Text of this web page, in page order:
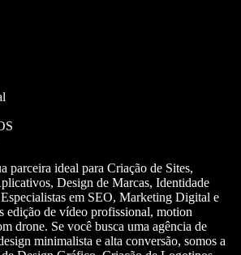
parceira ideal para Criação de Sites,
Design de Marcas, Identidade
em SEO, Marketing Digital e
edição de vídeo profissional, motion
drone. Se você busca uma agência de
minimalista e alta conversão, somos a